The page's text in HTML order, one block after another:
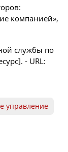
компанией»,
службы по
- URL:
управление